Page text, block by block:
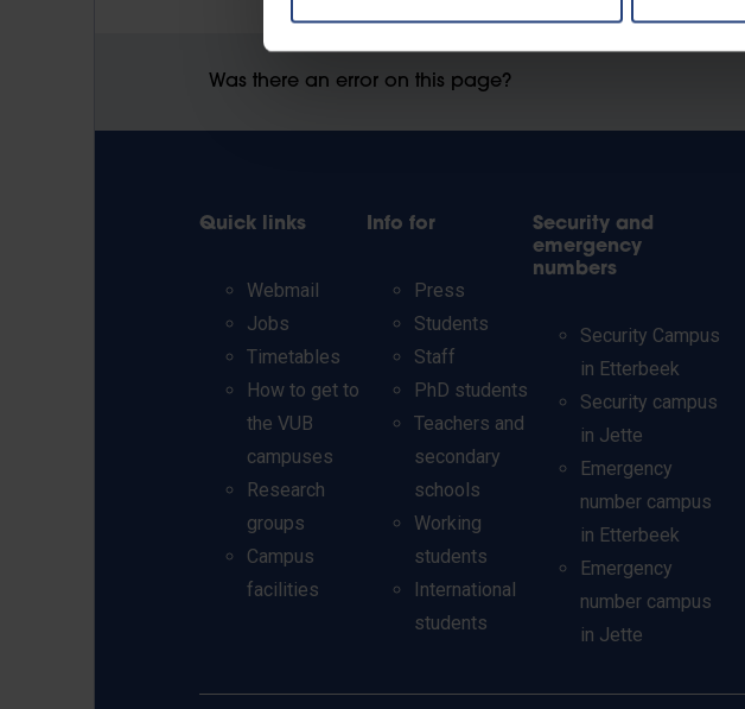
Was there an error on this page?
Quick links
Webmail
Jobs
Timetables
How to get to
the VUB
campuses
Research
groups
Campus
facilities
Info for
Press
Students
Staff
PhD students
Teachers and
secondary
schools
Working
students
International
students
Security and
emergency
numbers
Security Campus
in Etterbeek
Security campus
in Jette
Emergency
number campus
in Etterbeek
Emergency
number campus
in Jette